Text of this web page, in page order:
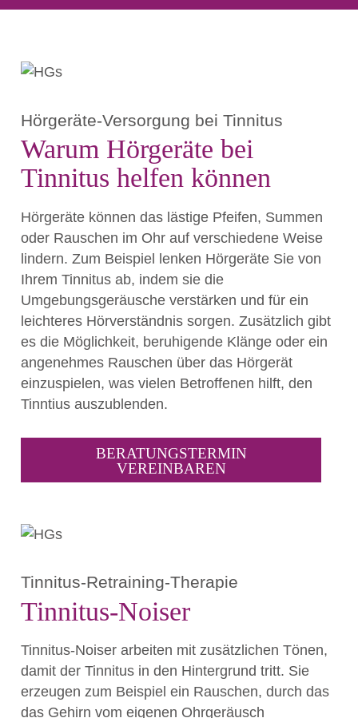
Hörgeräte-Versorgung bei Tinnitus
Warum Hörgeräte bei
Tinnitus helfen können
Hörgeräte können das lästige Pfeifen, Summen
oder Rauschen im Ohr auf verschiedene Weise
lindern. Zum Beispiel lenken Hörgeräte Sie von
Ihrem Tinnitus ab, indem sie die
Umgebungsgeräusche verstärken und für ein
leichteres Hörverständnis sorgen. Zusätzlich gibt
es die Möglichkeit, beruhigende Klänge oder ein
angenehmes Rauschen über das Hörgerät
einzuspielen, was vielen Betroffenen hilft, den
Tinntius auszublenden.
BERATUNGSTERMIN
VEREINBAREN
Tinnitus-Retraining-Therapie
Tinnitus-Noiser
Tinnitus-Noiser arbeiten mit zusätzlichen Tönen,
damit der Tinnitus in den Hintergrund tritt. Sie
erzeugen zum Beispiel ein Rauschen, durch das
das Gehirn vom eigenen Ohrgeräusch